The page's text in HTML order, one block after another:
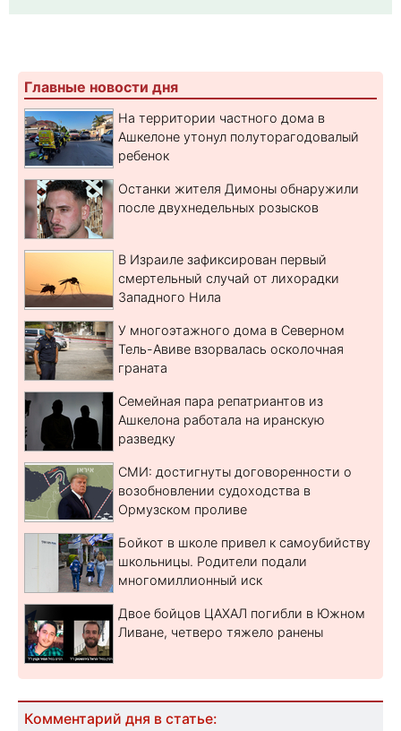
Главные новости дня
На территории частного дома в
Ашкелоне утонул полуторагодовалый
ребенок
Останки жителя Димоны обнаружили
после двухнедельных розысков
В Израиле зафиксирован первый
смертельный случай от лихорадки
Западного Нила
У многоэтажного дома в Северном
Тель-Авиве взорвалась осколочная
граната
Семейная пара репатриантов из
Ашкелона работала на иранскую
разведку
СМИ: достигнуты договоренности о
возобновлении судоходства в
Ормузском проливе
Бойкот в школе привел к самоубийству
школьницы. Родители подали
многомиллионный иск
Двое бойцов ЦАХАЛ погибли в Южном
Ливане, четверо тяжело ранены
Комментарий дня в статье: